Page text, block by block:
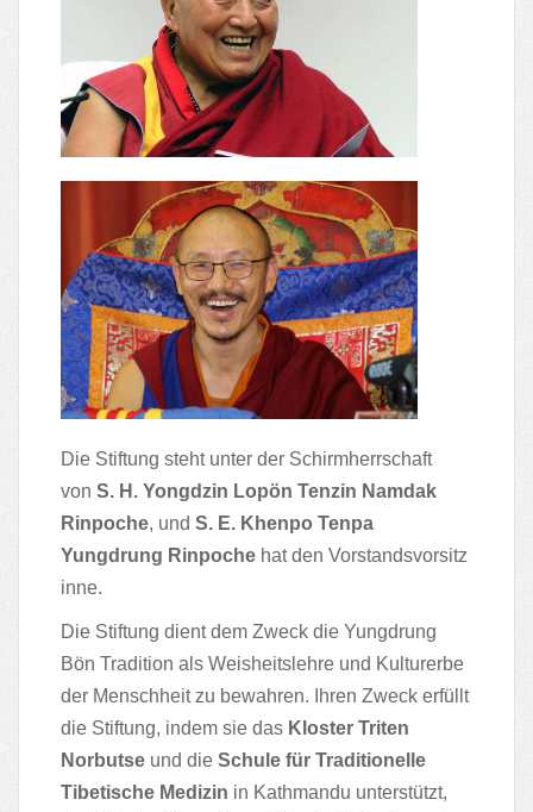
Die Stiftung steht unter der Schirmherrschaft
von S. H. Yongdzin Lopön Tenzin Namdak
Rinpoche, und S. E. Khenpo Tenpa
Yungdrung Rinpoche hat den Vorstandsvorsitz
inne.
Die Stiftung dient dem Zweck die Yungdrung
Bön Tradition als Weisheitslehre und Kulturerbe
der Menschheit zu bewahren. Ihren Zweck erfüllt
die Stiftung, indem sie das Kloster Triten
Norbutse und die Schule für Traditionelle
Tibetische Medizin in Kathmandu unterstützt,